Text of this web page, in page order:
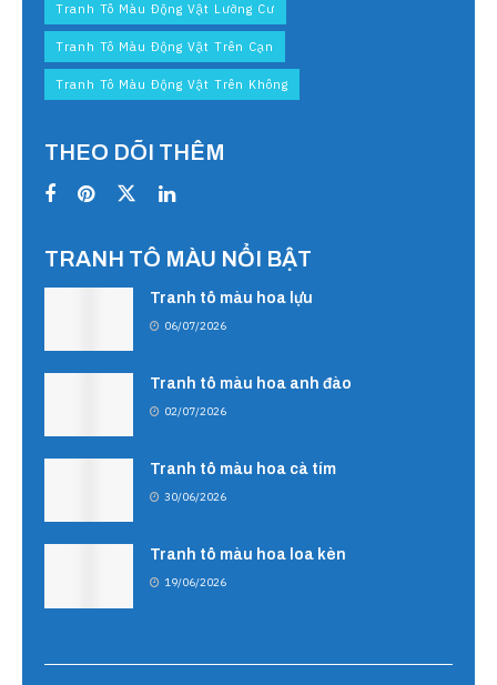
Tranh Tô Màu Động Vật Lưỡng Cư
Tranh Tô Màu Động Vật Trên Cạn
Tranh Tô Màu Động Vật Trên Không
THEO DÕI THÊM
TRANH TÔ MÀU NỔI BẬT
Tranh tô màu hoa lựu
06/07/2026
Tranh tô màu hoa anh đào
02/07/2026
Tranh tô màu hoa cà tím
30/06/2026
Tranh tô màu hoa loa kèn
19/06/2026